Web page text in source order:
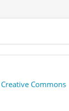
Creative Commons